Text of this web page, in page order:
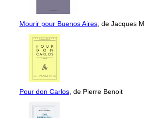
Mourir pour Buenos Aires, de Jacques
Pour don Carlos, de Pierre Benoit